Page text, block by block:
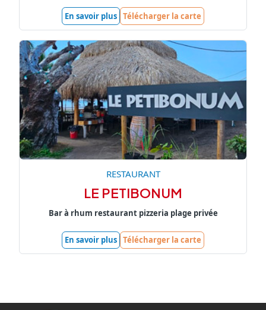
En savoir plus Télécharger la carte
RESTAURANT
LE PETIBONUM
Bar à rhum restaurant pizzeria plage privée
En savoir plus Télécharger la carte